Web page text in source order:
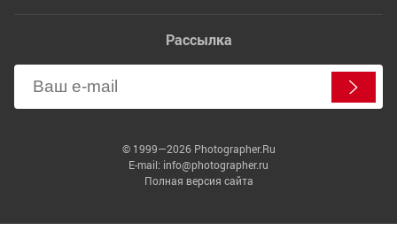
Рассылка
© 1999—2026 Photographer.Ru
E-mail: info@photographer.ru
Полная версия сайта